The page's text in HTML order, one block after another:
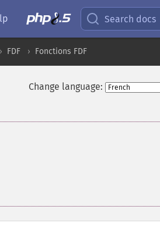
Search docs
FDF Fonctions FDF
Change language: